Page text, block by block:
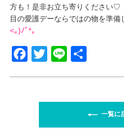
方も！是非お立ち寄りください♡
目の愛護デーならではの物を準備
<｡)ﾉﾞ*。
F
T
er
Li
一覧に